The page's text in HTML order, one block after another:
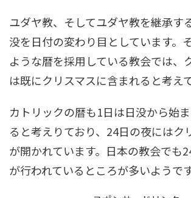
ユダヤ教、そしてユダヤ教を継承す
没を日付の変わり目としています。
ような暦を採用している教会では、
は既にクリスマスに含まれると考え
カトリックの暦も1日は日没から始
ると考えりており、24日の夜にはク
が開かれています。日本の教会でも
が行われているところが多いようです